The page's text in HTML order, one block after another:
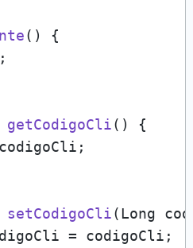
() {
getCodigoCli( ) {
setCodigoCli(Long
= codigoCli;